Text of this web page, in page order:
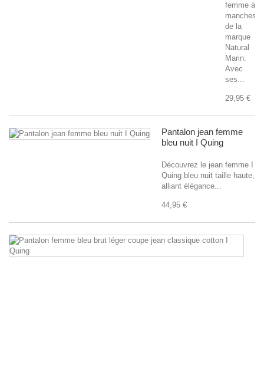
femme à
manches
de la
marque
Natural
Marin.
Avec
ses...
29,95 €
Pantalon jean femme
bleu nuit I Quing
Découvrez le jean femme I
Quing bleu nuit taille haute,
alliant élégance...
44,95 €